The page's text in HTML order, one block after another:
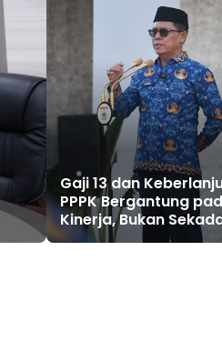
Gaji 13 dan
PPPK Bergantung
Kinerja, Bukan
Status